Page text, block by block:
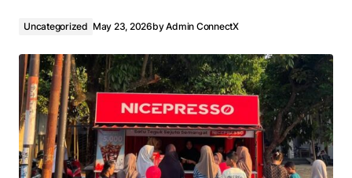
Uncategorized May 23, 2026byAdmin ConnectX